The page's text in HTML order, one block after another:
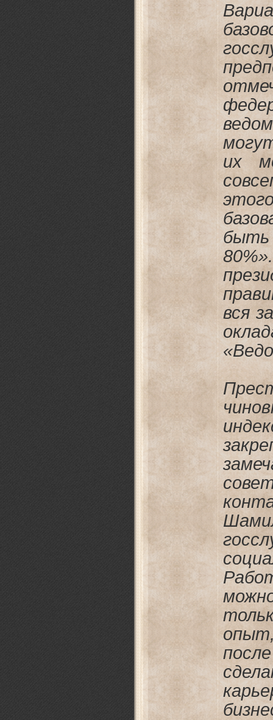
их
быть
вся